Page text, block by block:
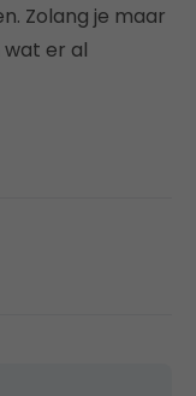
Zolang je maar
er al